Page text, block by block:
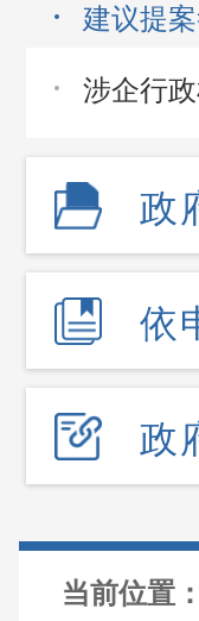
建议提
涉企行
政
依
政
当前位置：